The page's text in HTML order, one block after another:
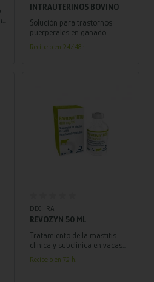
INTRAUTERINOS BOVINO
Solución para trastornos
puerperales en ganado
bovino, tratando y previniendo
afecciones postparto con su
Recíbelo en 24/48h
DECHRA
REVOZYN 50 ML
Tratamiento de la mastitis
clínica y subclínica en vacas
en lactación causada por
estafilococos y estreptococos
Recíbelo en 72 h.